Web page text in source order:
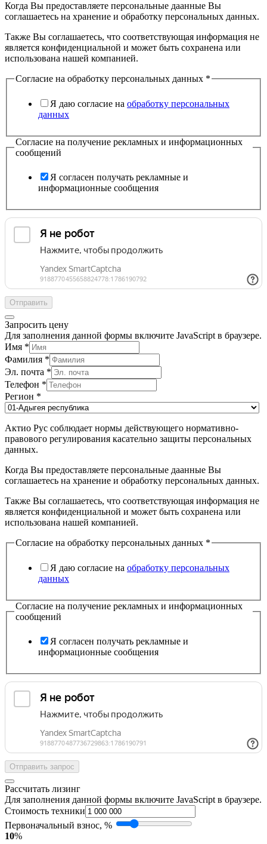
Когда Вы предоставляете персональные даанные Вы
соглашаетесь на хранение и обработку персональных данных.
Также Вы соглашаетесь, что соответствующая информация не
является конфиденциальной и может быть сохранена или
использована нашей компанией.
Согласие на обработку персональных данных *
Я даю согласие на обработку персональных
данных
Согласие на получение рекламных и информационных
сообщений
Я согласен получать рекламные и
информационные сообщения
Отправить
Запросить цену
Для заполнения данной формы включите JavaScript в браузере.
Имя *
Фамилия *
Эл. почта *
Телефон *
Регион *
Актио Рус соблюдает нормы действующего нормативно-
правового регулирования касательно защиты персональных
данных.
Когда Вы предоставляете персональные даанные Вы
соглашаетесь на хранение и обработку персональных данных.
Также Вы соглашаетесь, что соответствующая информация не
является конфиденциальной и может быть сохранена или
использована нашей компанией.
Согласие на обработку персональных данных *
Я даю согласие на обработку персональных
данных
Согласие на получение рекламных и информационных
сообщений
Я согласен получать рекламные и
информационные сообщения
Отправить запрос
Рассчитать лизинг
Для заполнения данной формы включите JavaScript в браузере.
Стоимость техники
Первоначальный взнос, %
10%